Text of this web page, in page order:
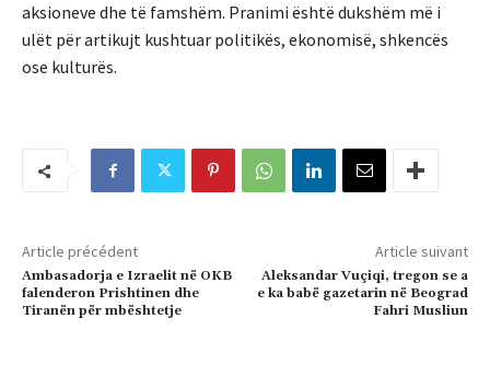
aksioneve dhe të famshëm. Pranimi është dukshëm më i
ulët për artikujt kushtuar politikës, ekonomisë, shkencës
ose kulturës.
Article précédent
Ambasadorja e Izraelit në OKB
falenderon Prishtinen dhe
Tiranën për mbështetje
Article suivant
Aleksandar Vuçiqi, tregon se a
e ka babë gazetarin në Beograd
Fahri Musliun